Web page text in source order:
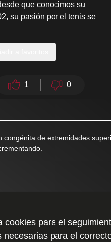
que conocimos su
su pasión por el tenis se
1 0
congénita de extremidades
cookies para el
necesarias para el